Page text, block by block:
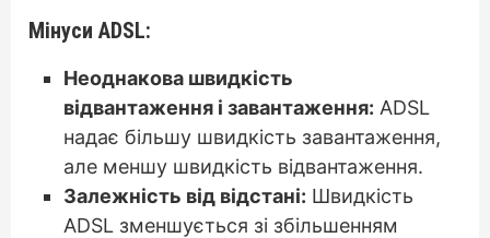
Мінуси ADSL:
Неоднакова швидкість
відвантаження і завантаження: ADSL
надає більшу швидкість завантаження,
але меншу швидкість відвантаження.
Залежність від відстані: Швидкість
ADSL зменшується зі збільшенням